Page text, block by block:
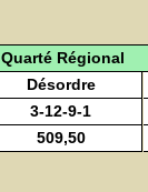
Quarté Régional
Désordre
3-12-9-1
509,50